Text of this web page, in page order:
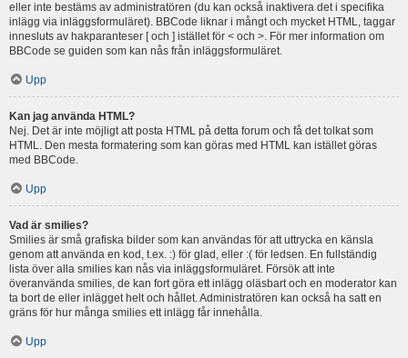
eller inte bestäms av administratören (du kan också inaktivera det i specifika
inlägg via inläggsformuläret). BBCode liknar i mångt och mycket HTML, taggar
innesluts av hakparanteser [ och ] istället för < och >. För mer information om
BBCode se guiden som kan nås från inläggsformuläret.
Upp
Kan jag använda HTML?
Nej. Det är inte möjligt att posta HTML på detta forum och få det tolkat som
HTML. Den mesta formatering som kan göras med HTML kan istället göras
med BBCode.
Upp
Vad är smilies?
Smilies är små grafiska bilder som kan användas för att uttrycka en känsla
genom att använda en kod, t.ex. :) för glad, eller :( för ledsen. En fullständig
lista över alla smilies kan nås via inläggsformuläret. Försök att inte
överanvända smilies, de kan fort göra ett inlägg oläsbart och en moderator kan
ta bort de eller inlägget helt och hållet. Administratören kan också ha satt en
gräns för hur många smilies ett inlägg får innehålla.
Upp